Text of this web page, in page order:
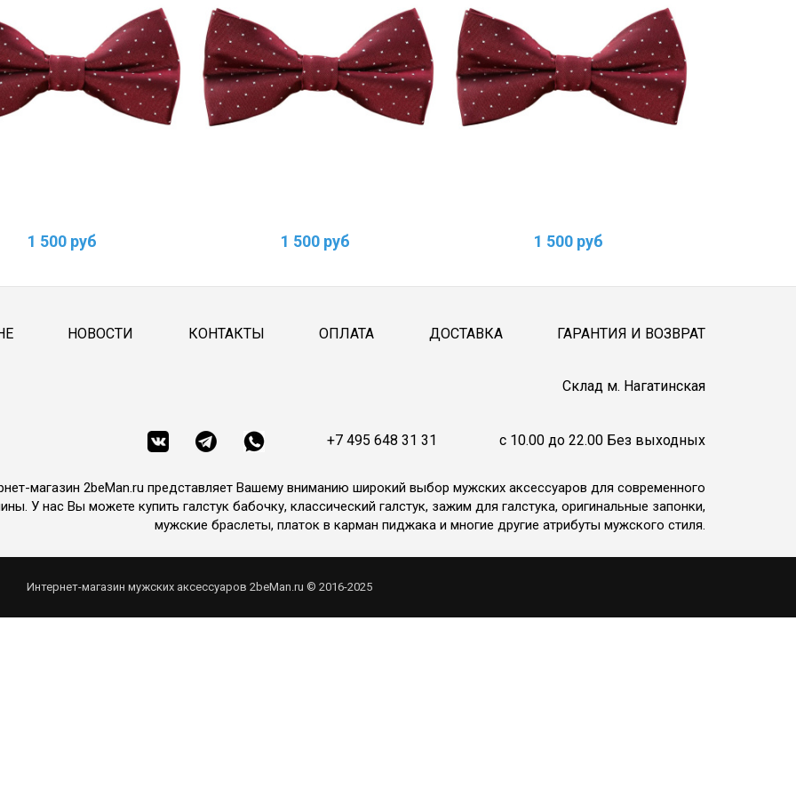
1 500 руб 1 500 руб 1 500 руб
НОВОСТИ КОНТАКТЫ ОПЛАТА ДОСТАВКА ГАРАНТИЯ И ВОЗВРАТ
Cклад м. Нагатинская
+7 495 648 31 31 c 10.00 до 22.00 Без выходных
магазин 2beMan.ru представляет Вашему вниманию широкий выбор мужских аксессуаров для современного
У нас Вы можете купить галстук бабочку, классический галстук, зажим для галстука, оригинальные запонки,
мужские браслеты, платок в карман пиджака и многие другие атрибуты мужского стиля.
Интернет-магазин мужских аксессуаров 2beMan.ru © 2016-2025